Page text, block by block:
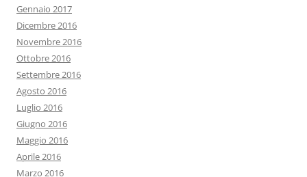
Gennaio 2017
Dicembre 2016
Novembre 2016
Ottobre 2016
Settembre 2016
Agosto 2016
Luglio 2016
Giugno 2016
Maggio 2016
Aprile 2016
Marzo 2016